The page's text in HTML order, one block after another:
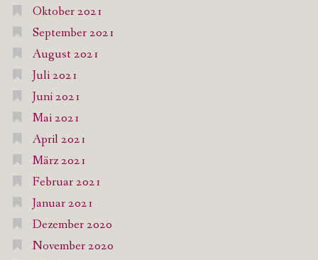
Oktober 2021
September 2021
August 2021
Juli 2021
Juni 2021
Mai 2021
April 2021
März 2021
Februar 2021
Januar 2021
Dezember 2020
November 2020